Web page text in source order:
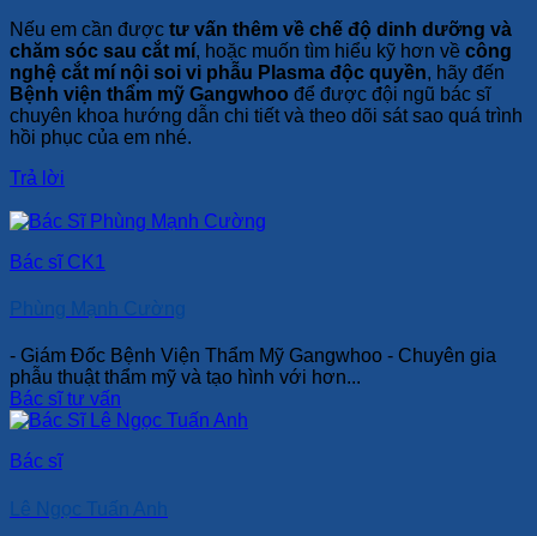
Nếu em cần được tư vấn thêm về chế độ dinh dưỡng và
chăm sóc sau cắt mí, hoặc muốn tìm hiểu kỹ hơn về công
nghệ cắt mí nội soi vi phẫu Plasma độc quyền, hãy đến
Bệnh viện thẩm mỹ Gangwhoo để được đội ngũ bác sĩ
chuyên khoa hướng dẫn chi tiết và theo dõi sát sao quá trình
hồi phục của em nhé.
Trả lời
Bác sĩ CK1
Phùng Mạnh Cường
- Giám Đốc Bệnh Viện Thẩm Mỹ Gangwhoo - Chuyên gia
phẫu thuật thẩm mỹ và tạo hình với hơn...
Bác sĩ tư vấn
Bác sĩ
Lê Ngọc Tuấn Anh